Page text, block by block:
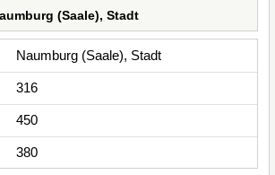
(Saale), Stadt
Naumburg (Saale), Stadt
316
450
380